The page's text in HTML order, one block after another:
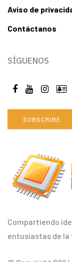
Compartiendo
entusiastas de la
Aviso de
Contáctanos
SÍGUENOS
SUBSCRIBE